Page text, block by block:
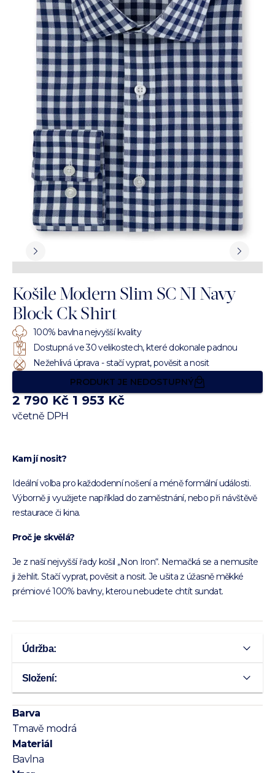
Košile Modern Slim SC NI Navy
Block Ck Shirt
100% bavlna nejvyšší kvality
Dostupná ve 30 velikostech, které dokonale padnou
Nežehlivá úprava - stačí vyprat, pověsit a nosit
PRODUKT JE NEDOSTUPNÝ
2 790 Kč 1 953 Kč
včetně DPH
Kam jí nosit?
Ideální volba pro každodenní nošení a méně formální události.
Výborně ji využijete například do zaměstnání, nebo při návštěvě
restaurace či kina.
Proč je skvělá?
Je z naší nejvyšší řady košil „Non Iron“. Nemačká se a nemusíte
ji žehlit. Stačí vyprat, pověsit a nosit. Je ušita z úžasně měkké
prémiové 100% bavlny, kterou nebudete chtít sundat.
Údržba:
Složení:
Barva
Tmavě modrá
Materiál
Bavlna